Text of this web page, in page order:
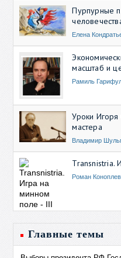
Пурпурные
Елена
масштаб и
Рамиль
Уроки
мастера
Владимир
Transnistria.
Роман Коноплев
Главные темы